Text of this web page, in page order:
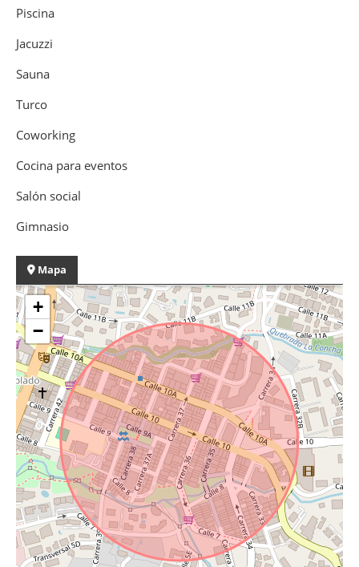
Piscina
Jacuzzi
Sauna
Turco
Coworking
Cocina para eventos
Salón social
Gimnasio
Mapa
+
−